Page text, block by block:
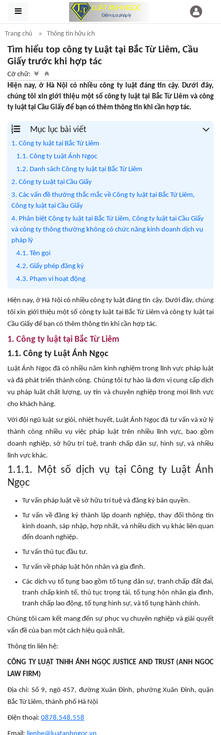
Trang chủ Thông tin hữu ích
Tìm hiểu top công ty Luật tại Bắc Từ Liêm, Cầu
Giấy trước khi hợp tác
Cỡ chữ:
Hiện nay, ở Hà Nội có nhiều công ty luật đáng tin cậy. Dưới đây,
chúng tôi xin giới thiệu một số công ty luật tại Bắc Từ Liêm và công
ty luật tại Cầu Giấy để bạn có thêm thông tin khi cần hợp tác.
Mục lục bài viết
1. Công ty luật tại Bắc Từ Liêm
1.1. Công ty Luật Ánh Ngọc
1.2. Danh sách Công ty luật tại Bắc Từ Liêm
2. Công ty Luật tại Cầu Giấy
3. Các vấn đề thường thắc mắc về Công ty luật tại Bắc Từ Liêm,
Công ty luật tại Cầu Giấy
4. Phân biệt Công ty luật tại Bắc Từ Liêm, Công ty luật tại Cầu Giấy
và công ty thông thường không có chức năng kinh doanh dịch vụ
pháp lý
4.1. Tên gọi
4.2. Giấy phép đăng ký
4.3. Phạm vi hoạt động
Hiện nay, ở Hà Nội có nhiều công ty luật đáng tin cậy. Dưới đây, chúng
tôi xin giới thiệu một số công ty luật tại Bắc Từ Liêm và công ty luật tại
Cầu Giấy để bạn có thêm thông tin khi cần hợp tác.
1. Công ty luật tại Bắc Từ Liêm
1.1. Công ty Luật Ánh Ngọc
Luật Ánh Ngọc đã có nhiều năm kinh nghiệm trong lĩnh vực pháp luật
và đã phát triển thành công. Chúng tôi tự hào là đơn vị cung cấp dịch
vụ pháp luật chất lượng, uy tín và chuyên nghiệp trong mọi lĩnh vực
cho khách hàng.
Với đội ngũ luật sư giỏi, nhiệt huyết, Luật Ánh Ngọc đã tư vấn và xử lý
thành công nhiều vụ việc pháp luật trên nhiều lĩnh vực, bao gồm
doanh nghiệp, sở hữu trí tuệ, tranh chấp dân sự, hình sự, và nhiều
lĩnh vực khác.
1.1.1. Một số dịch vụ tại Công ty Luật Ánh
Ngọc
Tư vấn pháp luật về sở hữu trí tuệ và đăng ký bản quyền.
Tư vấn về đăng ký thành lập doanh nghiệp, thay đổi thông tin
kinh doanh, sáp nhập, hợp nhất, và nhiều dịch vụ khác liên quan
đến doanh nghiệp.
Tư vấn thủ tục đầu tư.
Tư vấn về pháp luật hôn nhân và gia đình.
Các dịch vụ tố tụng bao gồm tố tụng dân sự, tranh chấp đất đai,
tranh chấp kinh tế, thủ tục trọng tài, tố tụng hôn nhân gia đình,
tranh chấp lao động, tố tụng hình sự, và tố tụng hành chính.
Chúng tôi cam kết mang đến sự phục vụ chuyên nghiệp và giải quyết
vấn đề của bạn một cách hiệu quả nhất.
Thông tin liên hệ:
CÔNG TY LUẬT TNHH ÁNH NGỌC JUSTICE AND TRUST (ANH NGOC
LAW FIRM)
Địa chỉ: Số 9, ngõ 457, đường Xuân Đỉnh, phường Xuân Đỉnh, quận
Bắc Từ Liêm, thành phố Hà Nội
Điện thoại: 0878.548.558